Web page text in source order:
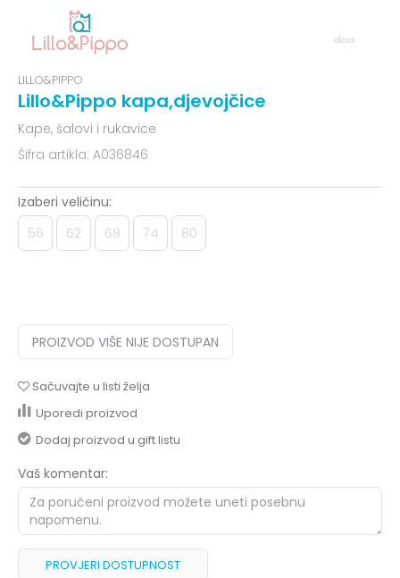
LILLO&PIPPO
Lillo&Pippo kapa,djevojčice
Kape, šalovi i rukavice
Šifra artikla: A036846
Izaberi veličinu:
56 62 68 74 80
PROIZVOD VIŠE NIJE DOSTUPAN
Sačuvajte u listi želja
Uporedi proizvod
Dodaj proizvod u gift listu
Vaš komentar:
PROVJERI DOSTUPNOST